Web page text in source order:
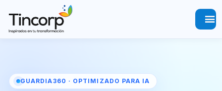
menu
GUARDIA360 · OPTIMIZADO PARA IA